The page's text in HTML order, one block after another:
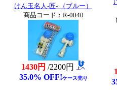
けん玉名人-匠- （ブルー）
商品コード：R-0040
1430円 /2200円
35.0% OFF!ケース売り